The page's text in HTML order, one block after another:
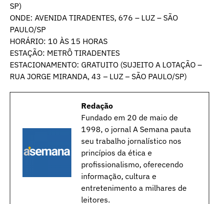
SP)
ONDE: AVENIDA TIRADENTES, 676 – LUZ – SÃO
PAULO/SP
HORÁRIO: 10 ÀS 15 HORAS
ESTAÇÃO: METRÔ TIRADENTES
ESTACIONAMENTO: GRATUITO (SUJEITO A LOTAÇÃO –
RUA JORGE MIRANDA, 43 – LUZ – SÃO PAULO/SP)
Redação
Fundado em 20 de maio de
1998, o jornal A Semana pauta
seu trabalho jornalístico nos
princípios da ética e
profissionalismo, oferecendo
informação, cultura e
entretenimento a milhares de
leitores.